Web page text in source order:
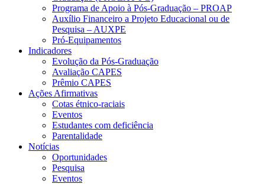
Programa de Apoio à Pós-Graduação – PROAP
Auxílio Financeiro a Projeto Educacional ou de
Pesquisa – AUXPE
Pró-Equipamentos
Indicadores
Evolução da Pós-Graduação
Avaliação CAPES
Prêmio CAPES
Ações Afirmativas
Cotas étnico-raciais
Eventos
Estudantes com deficiência
Parentalidade
Notícias
Oportunidades
Pesquisa
Eventos